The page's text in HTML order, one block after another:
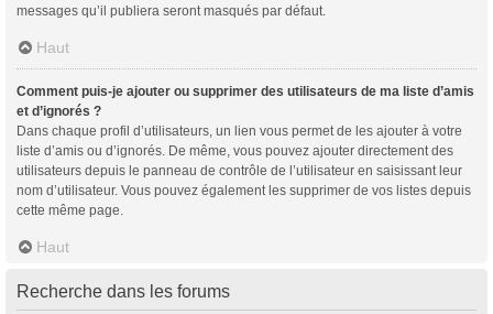
messages qu’il publiera seront masqués par défaut.
Haut
Comment puis-je ajouter ou supprimer des utilisateurs de ma liste d’amis
et d’ignorés ?
Dans chaque profil d’utilisateurs, un lien vous permet de les ajouter à votre
liste d’amis ou d’ignorés. De même, vous pouvez ajouter directement des
utilisateurs depuis le panneau de contrôle de l’utilisateur en saisissant leur
nom d’utilisateur. Vous pouvez également les supprimer de vos listes depuis
cette même page.
Haut
Recherche dans les forums